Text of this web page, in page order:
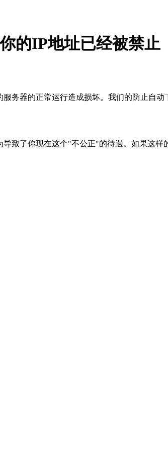
的IP地址已经被禁止
务器的正常运行造成损坏。我们的防止自
致了你现在这个"不公正"的待遇。如果这样